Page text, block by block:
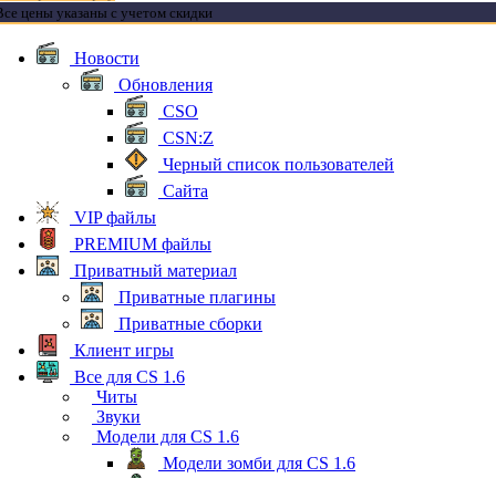
цены указаны с учетом скидки
Новости
Обновления
CSO
CSN:Z
Черный список пользователей
Сайта
VIP файлы
PREMIUM файлы
Приватный материал
Приватные плагины
Приватные сборки
Клиент игры
Все для CS 1.6
Читы
Звуки
Модели для CS 1.6
Модели зомби для CS 1.6